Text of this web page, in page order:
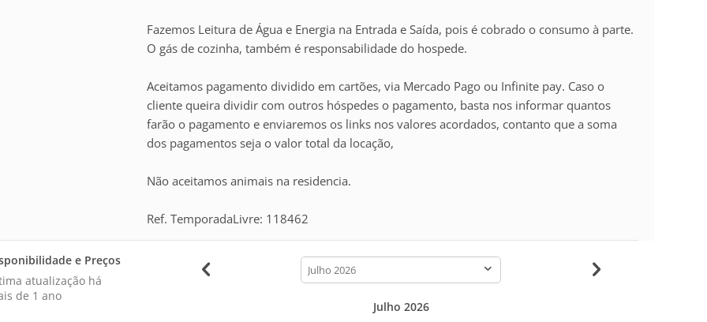
Fazemos Leitura de Água e Energia na Entrada e Saída, pois é cobrado o consumo à parte.
O gás de cozinha, também é responsabilidade do hospede.
Aceitamos pagamento dividido em cartões, via Mercado Pago ou Infinite pay. Caso o
cliente queira dividir com outros hóspedes o pagamento, basta nos informar quantos
farão o pagamento e enviaremos os links nos valores acordados, contanto que a soma
dos pagamentos seja o valor total da locação,
Não aceitamos animais na residencia.
Ref. TemporadaLivre: 118462
e Preços
atualização há
de 1 ano
calendar-
month
Julho 2026